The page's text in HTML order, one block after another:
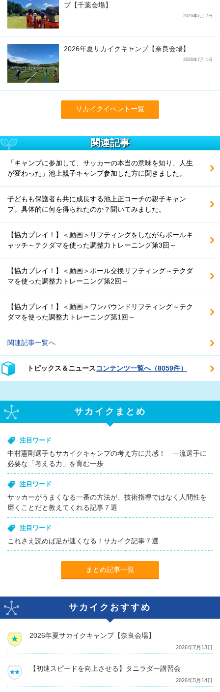
プ【千葉会場】
2026年7月 7日
2026年夏サカイクキャンプ【奈良会場】
2026年7月 1日
サカイクイベント一覧
関連記事
「キャンプに参加して、サッカーの本当の意味を知り、人生
が変わった」池上親子キャンプ参加した方に聞きました。
子どもも保護者も共に成長する池上正コーチの親子キャン
プ。具体的に何を得られたのか？聞いてみました。
【協力プレイ！】＜動画＞リフティングをしながらボールキ
ャッチ～テクダマを使った調整力トレーニング第3回～
【協力プレイ！】＜動画＞ボール交換リフティング～テクダ
マを使った調整力トレーニング第2回～
【協力プレイ！】＜動画＞ワンバウンドリフティング～テク
ダマを使った調整力トレーニング第1回～
関連記事一覧へ
トピックス＆ニュースコンテンツ一覧へ（8059件）
サカイクまとめ
注目ワード
中村憲剛選手もサカイクキャンプの考え方に共感！ 一流選手に
必要な「考える力」を育む一歩
注目ワード
サッカーがうまくなる一番の方法が、技術指導ではなく人間性を
磨くことだと教えてくれる記事７選
注目ワード
これさえ読めば足が速くなる！サカイク記事７選
まとめ記事一覧
サカイクおすすめ
2026年夏サカイクキャンプ【奈良会場】
2026年7月13日
【初速スピードを向上させる】タニラダー講習会
2026年5月14日